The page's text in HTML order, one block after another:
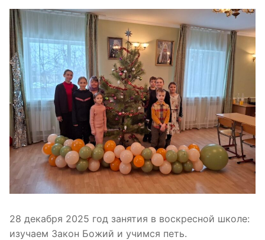
28 декабря 2025 год занятия в воскресной школе:
изучаем Закон Божий и учимся петь.